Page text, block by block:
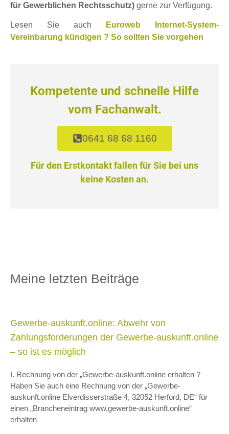
für Gewerblichen Rechtsschutz) gerne zur Verfügung.
Lesen Sie auch
Euroweb Internet-System-
Vereinbarung kündigen ? So sollten Sie vorgehen
Kompetente und schnelle Hilfe
vom Fachanwalt.
0641 68 68 1160
Für den Erstkontakt fallen für Sie bei uns
keine Kosten an.
Meine letzten Beiträge
Gewerbe-auskunft.online: Abwehr von
Zahlungsforderungen der Gewerbe-auskunft.online
– so ist es möglich
I. Rechnung von der „Gewerbe-auskunft.online erhalten ?
Haben Sie auch eine Rechnung von der „Gewerbe-
auskunft.online Elverdisserstraße 4, 32052 Herford, DE“ für
einen „Brancheneintrag www.gewerbe-auskunft.online“
erhalten